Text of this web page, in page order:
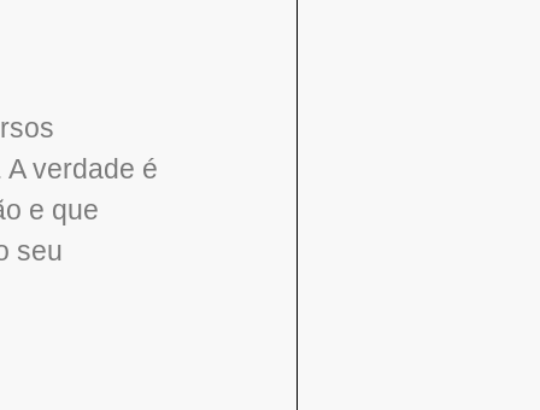
verdade é
e que
seu